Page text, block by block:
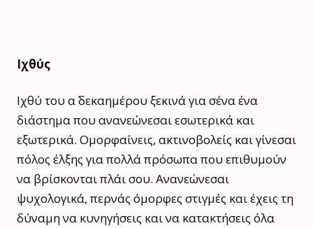
Ιχθύς
Ιχθύ του α΄ δεκαημέρου ξεκινά για σένα ένα
διάστημα που ανανεώνεσαι εσωτερικά και
εξωτερικά. Ομορφαίνεις, ακτινοβολείς και γίνεσαι
πόλος έλξης για πολλά πρόσωπα που επιθυμούν
να βρίσκονται πλάι σου. Ανανεώνεσαι
ψυχολογικά, περνάς όμορφες στιγμές και έχεις τη
δύναμη να κυνηγήσεις και να κατακτήσεις όλα